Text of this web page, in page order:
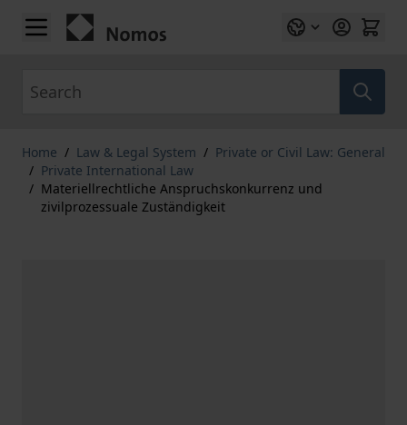
Skip to Content
Home / Law & Legal System / Private or Civil Law: General
/ Private International Law
/ Materiellrechtliche Anspruchskonkurrenz und
zivilprozessuale Zuständigkeit